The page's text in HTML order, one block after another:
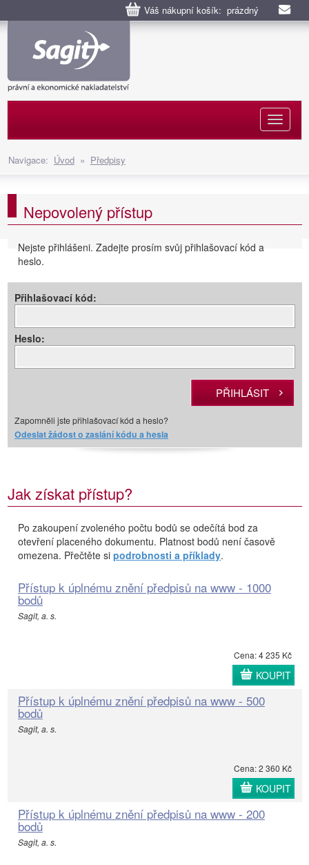
Váš nákupní košík: prázdný
Navigace: Úvod » Předpisy
Nepovolený přístup
Nejste přihlášeni. Zadejte prosím svůj přihlašovací kód a
heslo.
Přihlašovací kód:
Heslo:
Zapomněli jste přihlašovací kód a heslo?
Odeslat žádost o zaslání kódu a hesla
Jak získat přístup?
Po zakoupení zvoleného počtu bodů se odečítá bod za
otevření placeného dokumentu. Platnost bodů není časově
omezena. Přečtěte si podrobnosti a příklady.
Přístup k úplnému znění předpisů na www - 1000
bodů
Sagit, a. s.
Cena: 4 235 Kč
KOUPIT
Přístup k úplnému znění předpisů na www - 500
bodů
Sagit, a. s.
Cena: 2 360 Kč
KOUPIT
Přístup k úplnému znění předpisů na www - 200
bodů
Sagit, a. s.